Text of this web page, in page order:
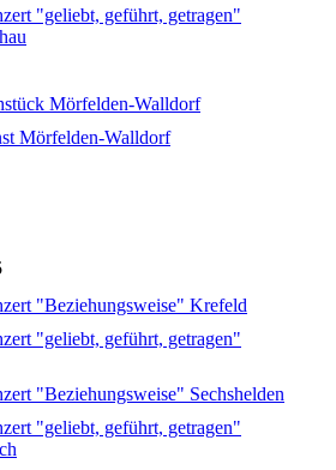
"geliebt, geführt, getragen"
Mörfelden-Walldorf
Mörfelden-Walldorf
"Beziehungsweise" Krefeld
"geliebt, geführt, getragen"
"Beziehungsweise" Sechshelden
"geliebt, geführt, getragen"